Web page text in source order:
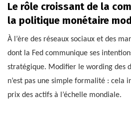
Le rôle croissant de la
la politique monétaire
À l’ère des réseaux sociaux et des
dont la Fed communique ses
stratégique. Modifier le wording des
n’est pas une simple formalité : cela
prix des actifs à l’échelle mondiale.